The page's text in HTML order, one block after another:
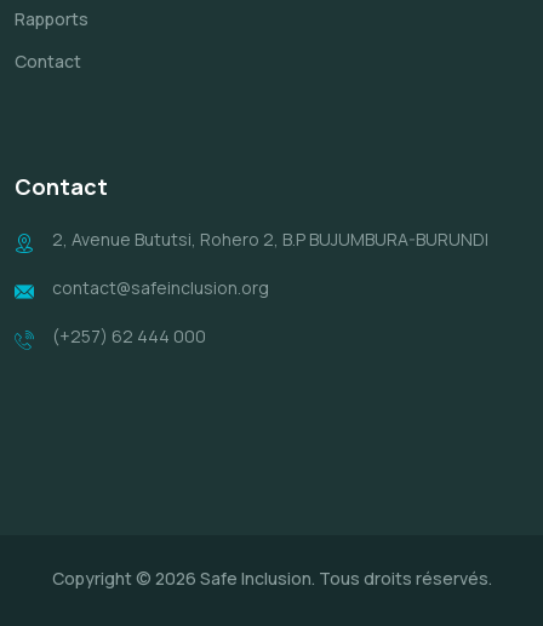
Rapports
Contact
Contact
2, Avenue Bututsi, Rohero 2, B.P BUJUMBURA-BURUNDI
contact@safeinclusion.org
(+257) 62 444 000
Copyright © 2026 Safe Inclusion. Tous droits réservés.